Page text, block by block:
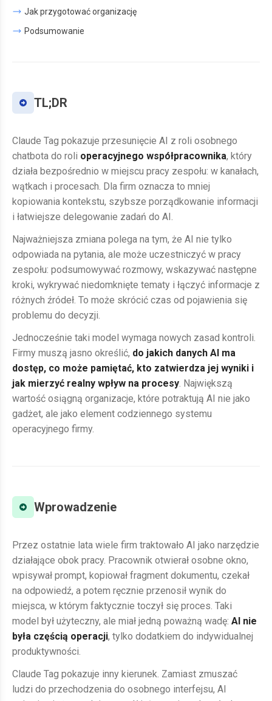
Jak przygotować organizację
Podsumowanie
TL;DR
Claude Tag pokazuje przesunięcie AI z roli osobnego
chatbota do roli operacyjnego współpracownika, który
działa bezpośrednio w miejscu pracy zespołu: w kanałach,
wątkach i procesach. Dla firm oznacza to mniej
kopiowania kontekstu, szybsze porządkowanie informacji
i łatwiejsze delegowanie zadań do AI.
Najważniejsza zmiana polega na tym, że AI nie tylko
odpowiada na pytania, ale może uczestniczyć w pracy
zespołu: podsumowywać rozmowy, wskazywać następne
kroki, wykrywać niedomknięte tematy i łączyć informacje z
różnych źródeł. To może skrócić czas od pojawienia się
problemu do decyzji.
Jednocześnie taki model wymaga nowych zasad kontroli.
Firmy muszą jasno określić, do jakich danych AI ma
dostęp, co może pamiętać, kto zatwierdza jej wyniki i
jak mierzyć realny wpływ na procesy . Największą
wartość osiągną organizacje, które potraktują AI nie jako
gadżet, ale jako element codziennego systemu
operacyjnego firmy.
Wprowadzenie
Przez ostatnie lata wiele firm traktowało AI jako narzędzie
działające obok pracy. Pracownik otwierał osobne okno,
wpisywał prompt, kopiował fragment dokumentu, czekał
na odpowiedź, a potem ręcznie przenosił wynik do
miejsca, w którym faktycznie toczył się proces. Taki
model był użyteczny, ale miał jedną poważną wadę: AI nie
była częścią operacji, tylko dodatkiem do indywidualnej
produktywności.
Claude Tag pokazuje inny kierunek. Zamiast zmuszać
ludzi do przechodzenia do osobnego interfejsu, AI